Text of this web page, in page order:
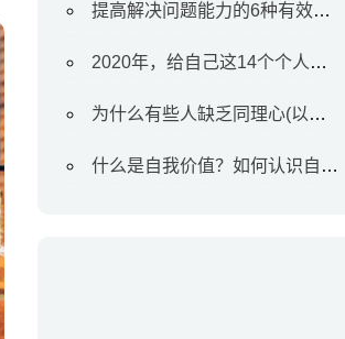
提高解决问题能力的6种有效方法
2020年，给自己这14个个人目标
为什么有些人缺乏同理心(以及如何对待他们)
什么是自我价值？如何认识自我价值